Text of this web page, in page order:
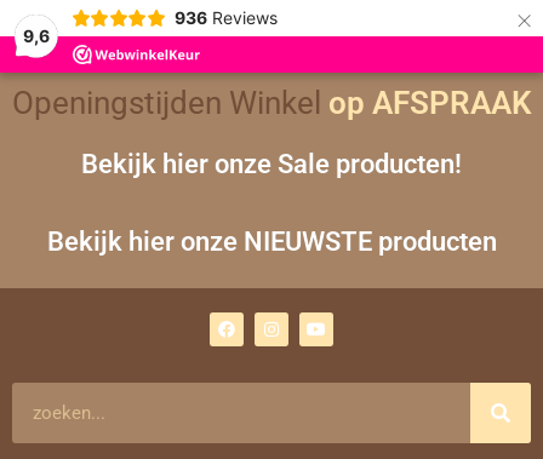
9,6
936 Reviews ×
Openingstijden Winkel op AFSPRAAK
Bekijk hier onze Sale producten!
Bekijk hier onze NIEUWSTE producten
a
c
n
s
m
o
u